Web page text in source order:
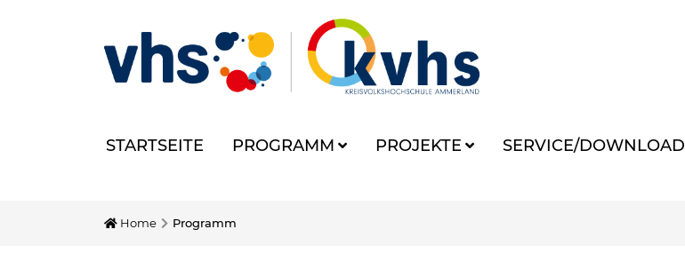
STARTSEITE PROGRAMM PROJEKTE SERVICE/DOWNLOAD
Home Programm